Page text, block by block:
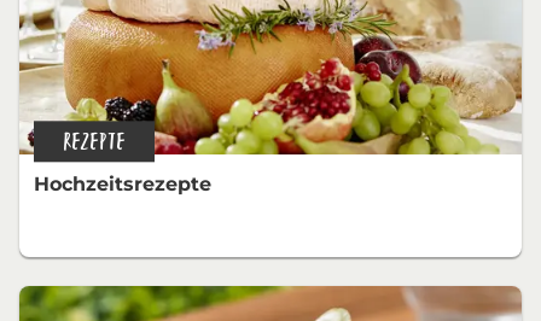
REZEPTE
Hochzeitsrezepte